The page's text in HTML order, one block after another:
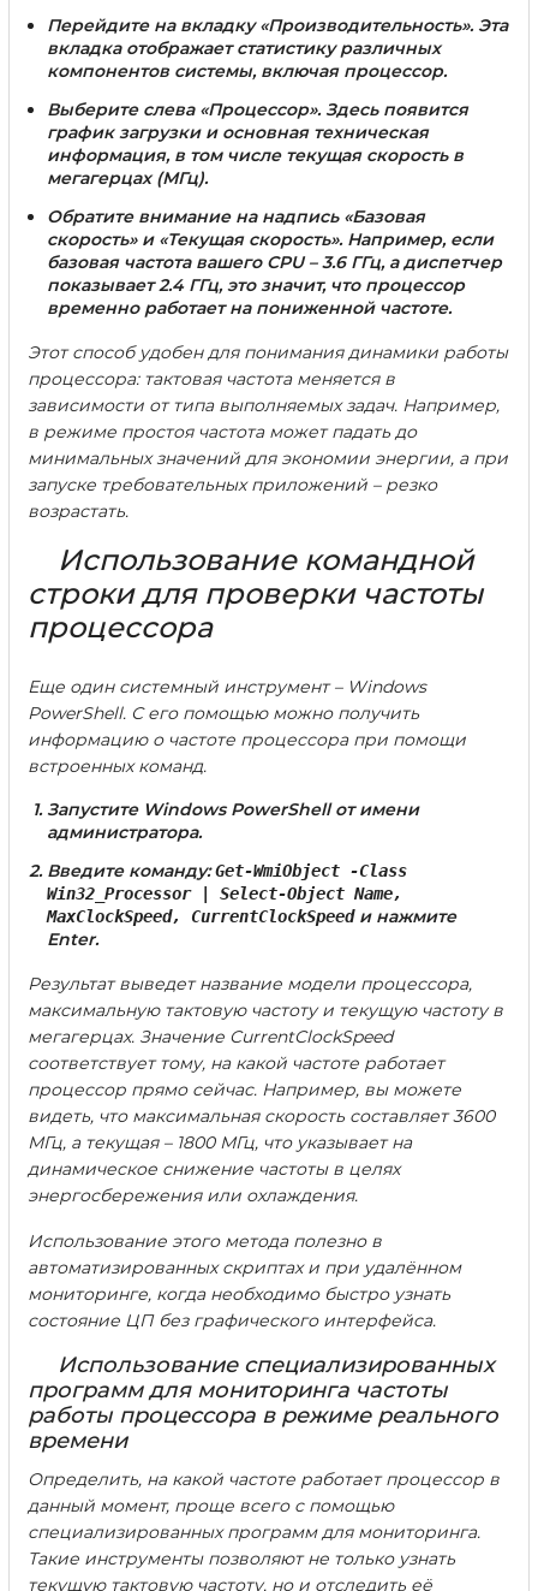
Перейдите на вкладку «Производительность». Эта
вкладка отображает статистику различных
компонентов системы, включая процессор.
Выберите слева «Процессор». Здесь появится
график загрузки и основная техническая
информация, в том числе текущая скорость в
мегагерцах (МГц).
Обратите внимание на надпись «Базовая
скорость» и «Текущая скорость». Например, если
базовая частота вашего CPU – 3.6 ГГц, а диспетчер
показывает 2.4 ГГц, это значит, что процессор
временно работает на пониженной частоте.
Этот способ удобен для понимания динамики работы
процессора: тактовая частота меняется в
зависимости от типа выполняемых задач. Например,
в режиме простоя частота может падать до
минимальных значений для экономии энергии, а при
запуске требовательных приложений – резко
возрастать.
Использование командной
строки для проверки частоты
процессора
Еще один системный инструмент – Windows
PowerShell. С его помощью можно получить
информацию о частоте процессора при помощи
встроенных команд.
Запустите Windows PowerShell от имени
администратора.
Введите команду:Get-WmiObject -Class
Win32_Processor | Select-Object Name,
MaxClockSpeed, CurrentClockSpeedи нажмите
Enter.
Результат выведет название модели процессора,
максимальную тактовую частоту и текущую частоту в
мегагерцах. Значение CurrentClockSpeed
соответствует тому, на какой частоте работает
процессор прямо сейчас. Например, вы можете
видеть, что максимальная скорость составляет 3600
МГц, а текущая – 1800 МГц, что указывает на
динамическое снижение частоты в целях
энергосбережения или охлаждения.
Использование этого метода полезно в
автоматизированных скриптах и при удалённом
мониторинге, когда необходимо быстро узнать
состояние ЦП без графического интерфейса.
Использование специализированных
программ для мониторинга частоты
работы процессора в режиме реального
времени
Определить, на какой частоте работает процессор в
данный момент, проще всего с помощью
специализированных программ для мониторинга.
Такие инструменты позволяют не только узнать
текущую тактовую частоту, но и отследить её